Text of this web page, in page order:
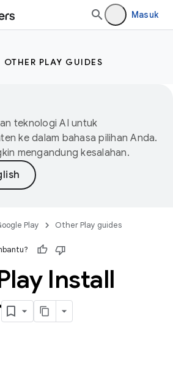
Masuk
OTHER PLAY GUIDES
teknologi AI untuk
ke dalam bahasa pilihan Anda.
mengandung kesalahan.
Play Other Play guides
Install